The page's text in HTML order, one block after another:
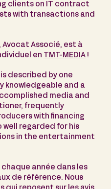
clients on IT contract
with transactions and
, Avocat Associé, est à
en
TMT-MEDIA !
described by one
knowledgeable and a
media and
frequently
with financing
well regarded for his
in the entertainment
année dans les
de référence. Nous